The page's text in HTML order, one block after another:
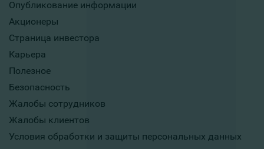
Опубликование информации
Акционеры
Страница инвестора
Карьера
Полезное
Безопасность
Жалобы сотрудников
Жалобы клиентов
Условия обработки и защиты персональных данных